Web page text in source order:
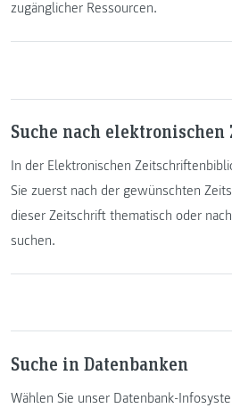
zugänglicher Ressourcen.
Suche nach
In der Elektronischen
Sie zuerst nach der gewünschten
dieser Zeitschrift thematisch oder
suchen.
Suche in Datenbanken
Wählen Sie unser Datenbank-